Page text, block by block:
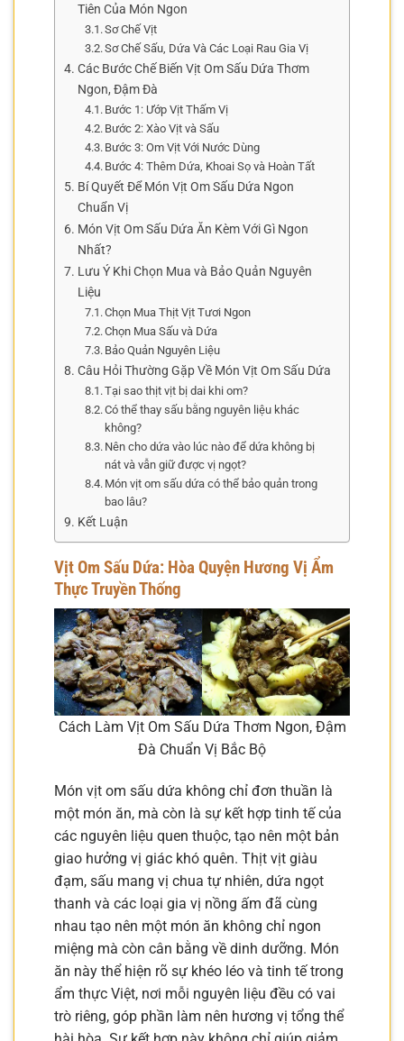
Tiên Của Món Ngon
Sơ Chế Vịt
Sơ Chế Sấu, Dứa Và Các Loại Rau Gia Vị
Các Bước Chế Biến Vịt Om Sấu Dứa Thơm
Ngon, Đậm Đà
Bước 1: Ướp Vịt Thấm Vị
Bước 2: Xào Vịt và Sấu
Bước 3: Om Vịt Với Nước Dùng
Bước 4: Thêm Dứa, Khoai Sọ và Hoàn Tất
Bí Quyết Để Món Vịt Om Sấu Dứa Ngon
Chuẩn Vị
Món Vịt Om Sấu Dứa Ăn Kèm Với Gì Ngon
Nhất?
Lưu Ý Khi Chọn Mua và Bảo Quản Nguyên
Liệu
Chọn Mua Thịt Vịt Tươi Ngon
Chọn Mua Sấu và Dứa
Bảo Quản Nguyên Liệu
Câu Hỏi Thường Gặp Về Món Vịt Om Sấu Dứa
Tại sao thịt vịt bị dai khi om?
Có thể thay sấu bằng nguyên liệu khác
không?
Nên cho dứa vào lúc nào để dứa không bị
nát và vẫn giữ được vị ngọt?
Món vịt om sấu dứa có thể bảo quản trong
bao lâu?
Kết Luận
Vịt Om Sấu Dứa: Hòa Quyện Hương Vị Ẩm
Thực Truyền Thống
Cách Làm Vịt Om Sấu Dứa Thơm Ngon, Đậm
Đà Chuẩn Vị Bắc Bộ
Món vịt om sấu dứa không chỉ đơn thuần là
một món ăn, mà còn là sự kết hợp tinh tế của
các nguyên liệu quen thuộc, tạo nên một bản
giao hưởng vị giác khó quên. Thịt vịt giàu
đạm, sấu mang vị chua tự nhiên, dứa ngọt
thanh và các loại gia vị nồng ấm đã cùng
nhau tạo nên một món ăn không chỉ ngon
miệng mà còn cân bằng về dinh dưỡng. Món
ăn này thể hiện rõ sự khéo léo và tinh tế trong
ẩm thực Việt, nơi mỗi nguyên liệu đều có vai
trò riêng, góp phần làm nên hương vị tổng thể